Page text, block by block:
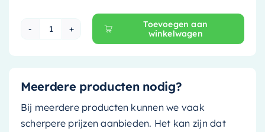
Mondiaz EASY Nis - 149.5x29.5cm - solid
Toevoegen aan
winkelwagen
Meerdere producten nodig?
Bij meerdere producten kunnen we vaak
scherpere prijzen aanbieden. Het kan zijn dat